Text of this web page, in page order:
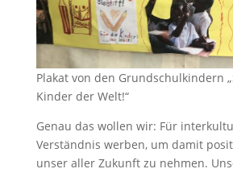
Plakat von den Grundschulkindern
Kinder der Welt!“
Genau das wollen wir: Für
Verständnis werben, um damit
unser aller Zukunft zu nehmen.